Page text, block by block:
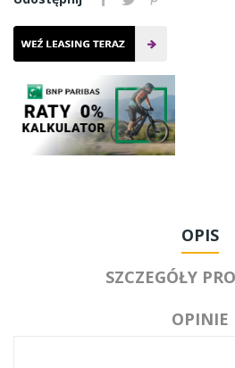
OPIS
SZCZEGÓŁY
OPINIE